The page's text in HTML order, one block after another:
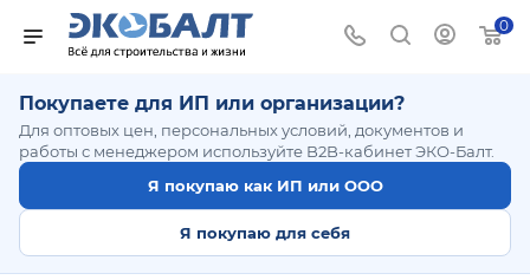
0
Покупаете для ИП или организации?
Для оптовых цен, персональных условий, документов и
работы с менеджером используйте B2B-кабинет ЭКО-Балт.
Я покупаю как ИП или ООО
Я покупаю для себя